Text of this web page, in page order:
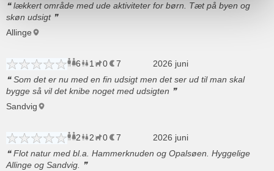
lækkert område med ude aktiviteter for børn. Tæt på byen og
skøn udsigt
Allinge
6 voksne
1 barn
0 husdyr
7 overnatninger
2026 juni
Som det er nu med en fin udsigt men det ser ud til man skal
bygge så vil det knibe noget med udsigten
Sandvig
2 voksne
2 børn
0 husdyr
7 overnatninger
2026 juni
Flot natur med bl.a. Hammerknuden og Opalsøen. Hyggelige
Allinge og Sandvig.